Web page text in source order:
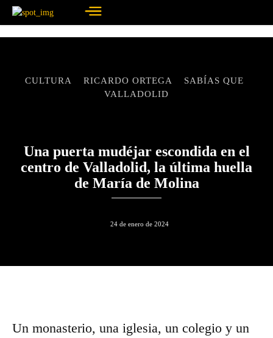
CULTURA RICARDO ORTEGA
SABÍAS QUE
VALLADOLID
Una puerta mudéjar escondida en el
centro de Valladolid, la última huella
de María de Molina
24 de enero de 2024
Un monasterio, una iglesia, un colegio y un